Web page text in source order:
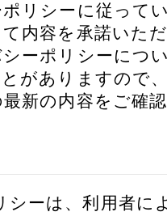
リシーに従って
内容を承諾いた
ーポリシーにつ
がありますので
新の内容をご確
シーは、利用者に